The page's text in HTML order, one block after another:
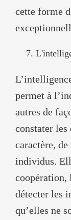
cette forme
permet à
autres de
constater les
caractère,
individus.
coopération,
détecter les
qu’elles ne